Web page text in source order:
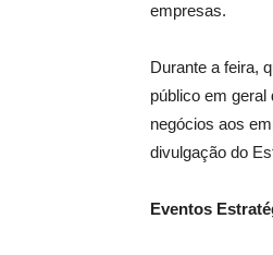
empresas.
Durante a feira,
público em
negócios aos
divulgação do
Eventos